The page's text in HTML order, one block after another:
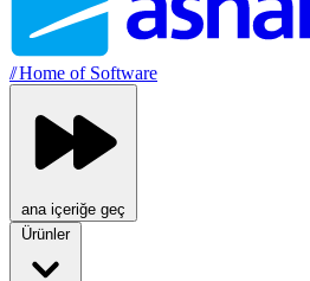
//Home of Software
ana içeriğe geç
Ürünler